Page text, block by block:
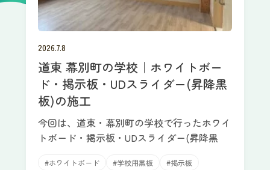
2026.7.8
道東 幕別町の学校｜ホワイトボー
ド・掲示板・UDスライダー(昇降黒
板)の施工
今回は、道東・幕別町の学校で行ったホワイ
トボード・掲示板・UDスライダー(昇降黒
#ホワイトボード #学校用黒板 #掲示板